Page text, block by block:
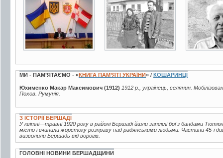
6 фото 2 фото 2 фото
МИ - ПАМ’ЯТАЄМО - «КНИГА ПАМ’ЯТІ УКРАЇНИ» / КОШАРИНЦІ
Юхименко Макар Максимович (1912) 1912 р., українець, селянин.
Похов. Румунія.
З ІСТОРІЇ БЕРШАДІ
У квітні—травні 1920 року в районі Бершаді йшли запеклі бої з бандами
місто і вчинили жорстоку розправу над радянськими людьми. Частини 45-ї
визволили Бершадь від ворогів.
ГОЛОВНІ НОВИНИ БЕРШАДЩИНИ